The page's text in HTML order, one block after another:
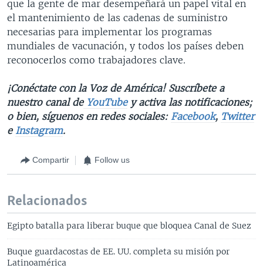
que la gente de mar desempeñará un papel vital en
el mantenimiento de las cadenas de suministro
necesarias para implementar los programas
mundiales de vacunación, y todos los países deben
reconocerlos como trabajadores clave.
¡Conéctate con la Voz de América! Suscríbete a
nuestro canal deYouTubey activa las notificaciones;
o bien, síguenos en redes sociales: Facebook, Twitter
e Instagram.
Compartir Follow us
Relacionados
Egipto batalla para liberar buque que bloquea Canal de Suez
Buque guardacostas de EE. UU. completa su misión por
Latinoamérica